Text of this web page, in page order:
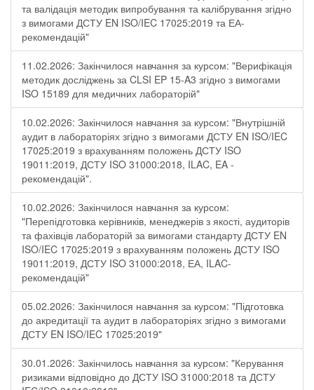
та валідація методик випробування та калібрування згідно
з вимогами ДСТУ EN ISO/IEC 17025:2019 та ЕА-
рекомендацій"
11.02.2026: Закінчилося навчання за курсом: "Верифікація
методик досліджень за CLSI EP 15-A3 згідно з вимогами
ISO 15189 для медичних лабораторій"
10.02.2026: Закінчилося навчання за курсом: "Внутрішній
аудит в лабораторіях згідно з вимогами ДСТУ EN ISO/IEC
17025:2019 з врахуванням положень ДСТУ ISO
19011:2019, ДСТУ ISO 31000:2018, ILAC, EA -
рекомендацій".
10.02.2026: Закінчилося навчання за курсом:
"Перепідготовка керівників, менеджерів з якості, аудиторів
та фахівців лабораторій за вимогами стандарту ДСТУ EN
ISO/IEC 17025:2019 з врахуванням положень ДСТУ ISO
19011:2019, ДСТУ ISO 31000:2018, ЕА, ILAC-
рекомендацій"
05.02.2026: Закінчилося навчання за курсом: "Підготовка
до акредитації та аудит в лабораторіях згідно з вимогами
ДСТУ EN ISO/IEC 17025:2019"
30.01.2026: Закінчилось навчання за курсом: "Керування
ризиками відповідно до ДСТУ ISO 31000:2018 та ДСТУ